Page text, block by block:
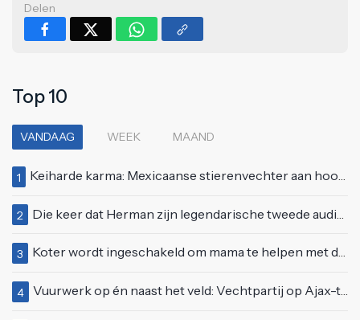
Delen
Top 10
VANDAAG WEEK MAAND
1 Keiharde karma: Mexicaanse stierenvechter aan hoorn gespietst voor ogen van duizenden toeschouwers
2 Die keer dat Herman zijn legendarische tweede auditie bij Idols deed
3 Koter wordt ingeschakeld om mama te helpen met de perfecte vakantiefoto te maken
4 Vuurwerk op én naast het veld: Vechtpartij op Ajax-tribune tussen supporters en stewards